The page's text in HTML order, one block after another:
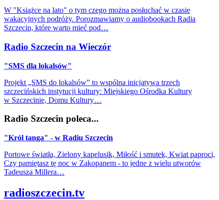
W "Książce na lato" o tym czego można posłuchać w czasie
wakacyjnych podróży. Porozmawiamy o audiobookach Radia
Szczecin, które warto mieć pod…
Radio Szczecin na Wieczór
"SMS dla lokalsów"
Projekt „SMS do lokalsów” to wspólna inicjatywa trzech
szczecińskich instytucji kultury: Miejskiego Ośrodka Kultury
w Szczecinie, Domu Kultury…
Radio Szczecin poleca...
"Król tanga" - w Radiu Szczecin
Portowe światła, Zielony kapelusik, Miłość i smutek, Kwiat paproci,
Czy pamiętasz tę noc w Zakopanem - to jedne z wielu utworów
Tadeusza Millera…
radioszczecin.tv